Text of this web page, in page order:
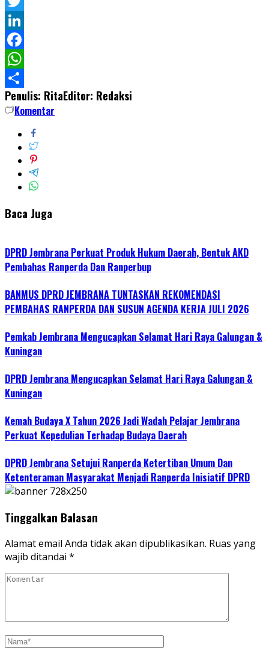
Twitter
LinkedIn
Facebook
WhatsApp
Share
Penulis: RitaEditor: Redaksi
Komentar
Baca Juga
DPRD Jembrana Perkuat Produk Hukum Daerah, Bentuk AKD
Pembahas Ranperda Dan Ranperbup
BANMUS DPRD JEMBRANA TUNTASKAN REKOMENDASI
PEMBAHAS RANPERDA DAN SUSUN AGENDA KERJA JULI 2026
Pemkab Jembrana Mengucapkan Selamat Hari Raya Galungan &
Kuningan
DPRD Jembrana Mengucapkan Selamat Hari Raya Galungan &
Kuningan
Kemah Budaya X Tahun 2026 Jadi Wadah Pelajar Jembrana
Perkuat Kepedulian Terhadap Budaya Daerah
DPRD Jembrana Setujui Ranperda Ketertiban Umum Dan
Ketenteraman Masyarakat Menjadi Ranperda Inisiatif DPRD
Tinggalkan Balasan
Alamat email Anda tidak akan dipublikasikan. Ruas yang
wajib ditandai *